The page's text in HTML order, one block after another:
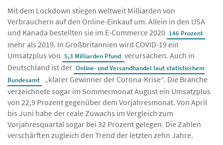
Mit dem Lockdown stiegen weltweit Milliarden von
Verbrauchern auf den Online-Einkauf um. Allein in den USA
und Kanada bestellten sie im E-Commerce 2020 146 Prozent
mehr als 2019. In Großbritannien wird COVID-19 ein
Umsatzplus von 5,3 Milliarden Pfund verursachen. Auch in
Deutschland ist der Online- und Versandhandel laut statistischem
Bundesamt
„klarer Gewinner der Corona-Krise“. Die Branche
verzeichnete sogar im Sommermonat August ein Umsatzplus
von 22,9 Prozent gegenüber dem Vorjahresmonat. Von April
bis Juni habe der reale Zuwachs im Vergleich zum
Vorjahresquartal sogar bei 32 Prozent gelegen. Die Zahlen
verschärften zugleich den Trend der letzten zehn Jahre.